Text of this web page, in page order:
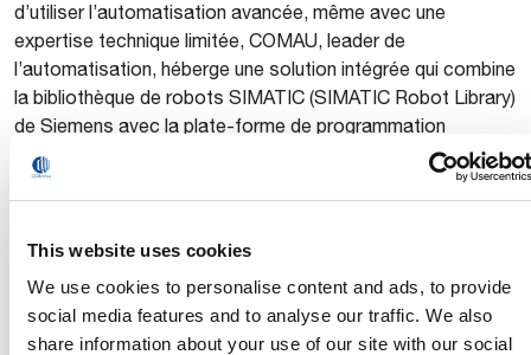
This website uses cookies
We use cookies to personalise content and ads, to provide
social media features and to analyse our traffic. We also
share information about your use of our site with our social
d’utiliser l’automatisation avancée, même avec une
expertise technique limitée, COMAU, leader de
l’automatisation, héberge une solution intégrée qui combine
la bibliothèque de robots SIMATIC (SIMATIC Robot Library)
de Siemens avec la plate-forme de programmation
“Comau Next Generation Programming Platform”, ce qui
permet aux entreprises utilisant des automates Siemens
Comau. Cette solution réduit encore la complexité du
d’un investissement technologique important ou d’une
courbe d’apprentissage abrupte.